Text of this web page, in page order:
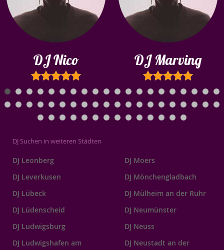
DJ Nico DJ Marving
DJ Suchen in weiteren Städten
DJ Leonberg
DJ Leverkusen
DJ Lübeck
DJ Lüdenscheid
DJ Ludwigsburg
DJ Ludwigshafen am
DJ Moers
DJ Mönchengladbach
DJ Mülheim an der Ruhr
DJ Neumünster
DJ Neuss
DJ Neustadt an der